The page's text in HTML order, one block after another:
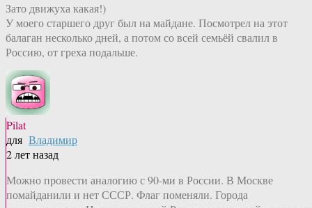
Зато движуха какая!)
У моего старшего друг был на майдане. Посмотрел на этот
балаган несколько дней, а потом со всей семьёй свалил в
Россию, от греха подальше.
Pilat
для Владимир
2 лет назад
Можно провести аналогию с 90-ми в России. В Москве
помайданили и нет СССР. Флаг поменяли. Города